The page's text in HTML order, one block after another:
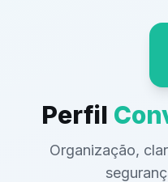
Perfil
Organização,